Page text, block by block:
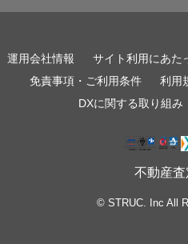
運用会社情報 サイト利用にあた
免責事項・ご利用条件
利用
DXに関する取り組み
不動産
© STRUC. Inc All